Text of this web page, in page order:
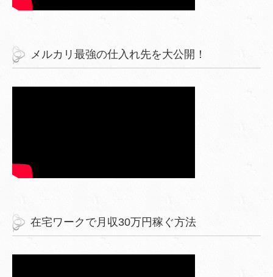
メルカリ最強の仕入れ先を大公開！
在宅ワークで月収30万円稼ぐ方法